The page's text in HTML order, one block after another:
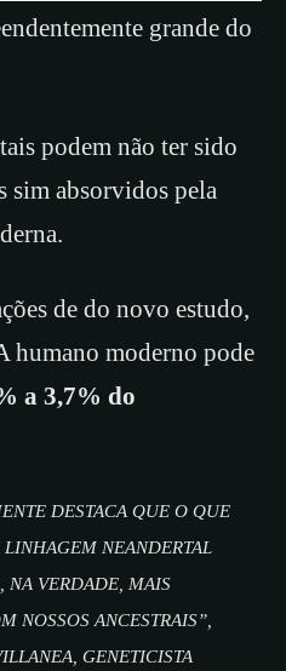
grande do
podem não ter sido
sim absorvidos pela
de do novo estudo,
humano moderno pode
a 3,7% do
DESTACA QUE O QUE
NEANDERTAL
NA VERDADE, MAIS
NOSSOS ANCESTRAIS”,
GENETICISTA